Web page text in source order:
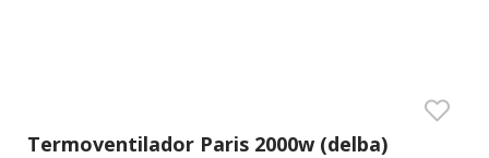
Termoventilador Paris 2000w (delba)